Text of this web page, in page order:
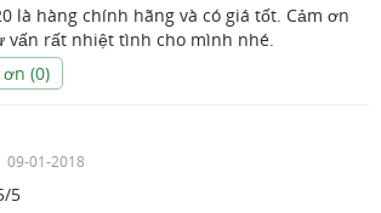
là hàng chính hãng và có giá tốt. Cảm ơn
vấn rất nhiệt tình cho mình nhé.
ơn (0)
09-01-2018
/5